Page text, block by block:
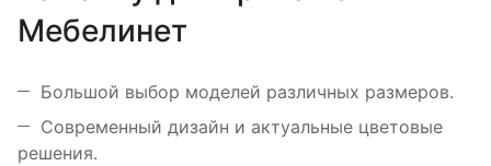
Мебелинет
Большой выбор моделей различных размеров.
Современный дизайн и актуальные цветовые
решения.